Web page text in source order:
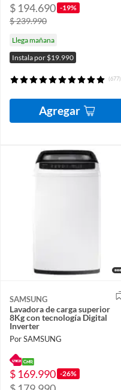
$ 194.690 -19%
$ 239.990
Llega mañana
Instala por $19.990
(677)
Agregar
SAMSUNG
Lavadora de carga superior
8Kg con tecnología Digital
Inverter
Por SAMSUNG
$ 169.990 -26%